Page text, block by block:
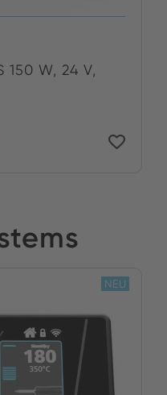
150 W, 24 V,
NEU